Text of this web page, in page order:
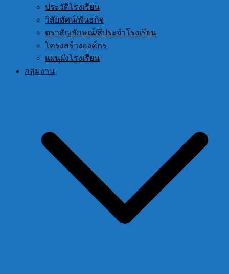
ประวัติโรงเรียน
วิสัยทัศน์/พันธกิจ
ตราสัญลักษณ์/สีประจำโรงเรียน
โครงสร้างองค์กร
แผนผังโรงเรียน
กลุ่มงาน